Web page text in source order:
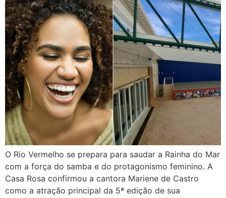
O Rio Vermelho se prepara para saudar a Rainha do Mar
com a força do samba e do protagonismo feminino. A
Casa Rosa confirmou a cantora Mariene de Castro
como a atração principal da 5ª edição de sua